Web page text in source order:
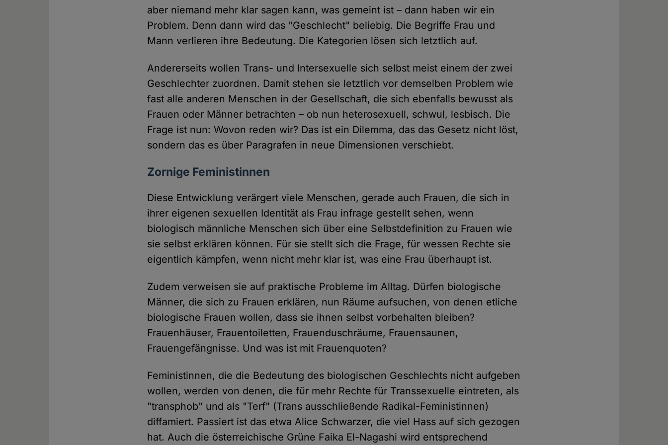
aber niemand mehr klar sagen kann, was gemeint ist – dann haben wir ein
Problem. Denn dann wird das "Geschlecht" beliebig. Die Begriffe Frau und
Mann verlieren ihre Bedeutung. Die Kategorien lösen sich letztlich auf.
Andererseits wollen Trans- und Intersexuelle sich selbst meist einem der zwei
Geschlechter zuordnen. Damit stehen sie letztlich vor demselben Problem wie
fast alle anderen Menschen in der Gesellschaft, die sich ebenfalls bewusst als
Frauen oder Männer betrachten – ob nun heterosexuell, schwul, lesbisch. Die
Frage ist nun: Wovon reden wir? Das ist ein Dilemma, das das Gesetz nicht löst,
sondern das es über Paragrafen in neue Dimensionen verschiebt.
Zornige Feministinnen
Diese Entwicklung verärgert viele Menschen, gerade auch Frauen, die sich in
ihrer eigenen sexuellen Identität als Frau infrage gestellt sehen, wenn
biologisch männliche Menschen sich über eine Selbstdefinition zu Frauen wie
sie selbst erklären können. Für sie stellt sich die Frage, für wessen Rechte sie
eigentlich kämpfen, wenn nicht mehr klar ist, was eine Frau überhaupt ist.
Zudem verweisen sie auf praktische Probleme im Alltag. Dürfen biologische
Männer, die sich zu Frauen erklären, nun Räume aufsuchen, von denen etliche
biologische Frauen wollen, dass sie ihnen selbst vorbehalten bleiben?
Frauenhäuser, Frauentoiletten, Frauenduschräume, Frauensaunen,
Frauengefängnisse. Und was ist mit Frauenquoten?
Feministinnen, die die Bedeutung des biologischen Geschlechts nicht aufgeben
wollen, werden von denen, die für mehr Rechte für Transsexuelle eintreten, als
"transphob" und als "Terf" (Trans ausschließende Radikal-Feministinnen)
diffamiert. Passiert ist das etwa Alice Schwarzer, die viel Hass auf sich gezogen
hat. Auch die österreichische Grüne Faika El-Nagashi wird entsprechend